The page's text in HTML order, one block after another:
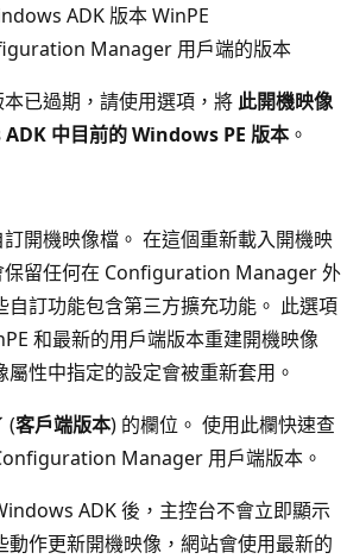
ADK 版本 WinPE
Manager 用戶端的版本
已過期，請使用選項，將此開機映像
中目前的 Windows PE 版本。
開機映像檔。 在這個重新載入開機映
保留任何在 Configuration Manager 外
自訂功能包含第三方擴充功能。 此選項
和最新的用戶端版本重建開機映像
性中指定的設定會被重新套用。
(客戶端版本) 的欄位。 使用此欄快速查
Manager 用戶端版本。
ADK 後，主控台不會立即顯示
動作更新開機映像，網站會使用最新的